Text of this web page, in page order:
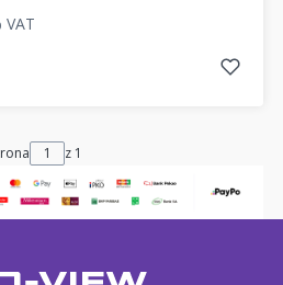
VAT
z 1